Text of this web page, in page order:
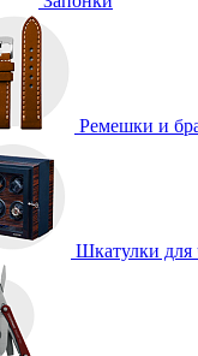
Ремешки и
Шкатулки для